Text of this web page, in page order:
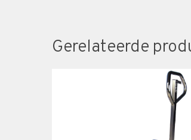
Gerelateerde